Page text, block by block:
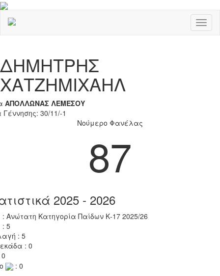
ΔΗΜΗΤΡΗΣ
ΧΑΤΖΗΜΙΧΑΗΛ
ΑΠΟΛΛΩΝΑΣ ΛΕΜΕΣΟΥ
30/11/-1
Νούμερο Φανέλας
87
2025 - 2026
: Ανώτατη Κατηγορία Παίδων Κ-17 2025/26
: 5
: 5
: 0
: 0